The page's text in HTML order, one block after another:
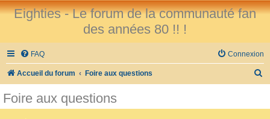
Eighties - Le forum de la communauté fan
des années 80 !! !
FAQ Connexion
Accueil du forum Foire aux questions
Foire aux questions